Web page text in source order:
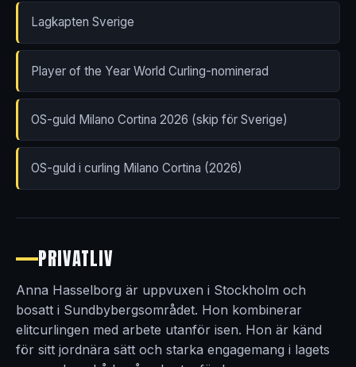
Lagkapten Sverige
Player of the Year World Curling-nominerad
OS-guld Milano Cortina 2026 (skip för Sverige)
OS-guld i curling Milano Cortina (2026)
PRIVATLIV
Anna Hasselborg är uppvuxen i Stockholm och
bosatt i Sundbybergsområdet. Hon kombinerar
elitcurlingen med arbete utanför isen. Hon är känd
för sitt jordnära sätt och starka engagemang i lagets